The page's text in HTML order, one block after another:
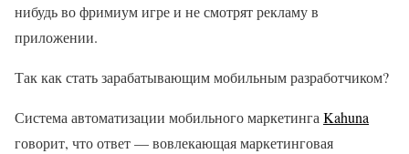
нибудь во фримиум игре и не смотрят рекламу в
приложении.
Так как стать зарабатывающим мобильным разработчиком?
Система автоматизации мобильного маркетинга Kahuna
говорит, что ответ — вовлекающая маркетинговая